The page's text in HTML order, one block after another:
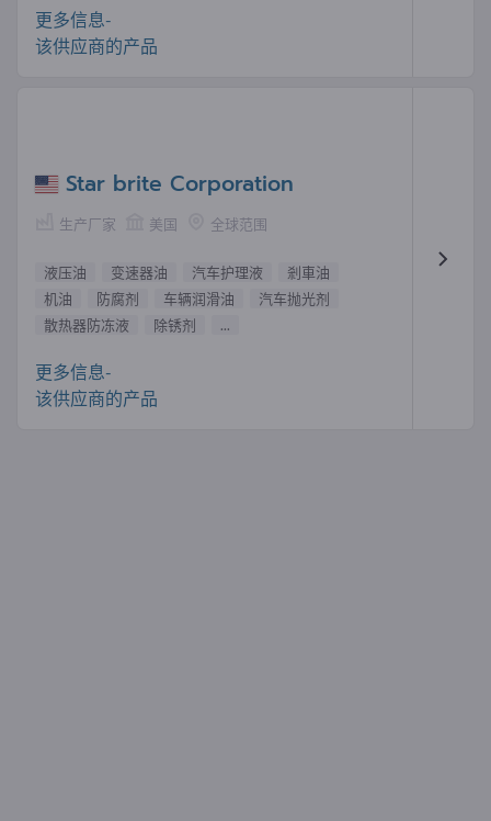
更多信息-
该供应商的产品
Star brite Corporation
生产厂家 美国 全球范围
液压油 变速器油 汽车护理液
剎車油
机油
防腐剂 车辆润滑油
汽车抛光剂
散热器防冻液
除锈剂 ...
更多信息-
该供应商的产品